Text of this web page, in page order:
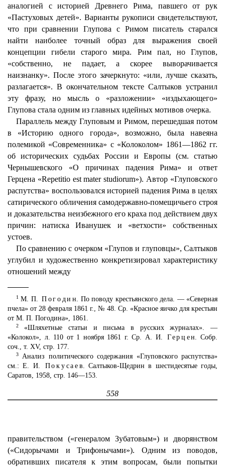
аналогией с историей Древнего Рима, павшего от рук
«Пастуховых детей». Варианты рукописи свидетельствуют,
что при сравнении Глупова с Римом писатель старался
найти наиболее точный образ для выражения своей
концепции гибели старого мира. Рим пал, но Глупов,
«собственно, не падает, а скорее выворачивается
наизнанку». После этого зачеркнуто: «или, лучше сказать,
разлагается». В окончательном тексте Салтыков устранил
эту фразу, но мысль о «разложении» «издыхающего»
Глупова стала одним из главных идейных мотивов очерка.
Параллель между Глуповым и Римом, перешедшая потом
в «Историю одного города», возможно, была навеяна
полемикой «Современника» с «Колоколом» 1861—1862 гг.
об исторических судьбах России и Европы (см. статью
Чернышевского «О причинах падения Рима» и ответ
Герцена «Repetitio est mater studiorum»). Автор «Глуповского
распутства» воспользовался историей падения Рима в целях
сатирического обличения самодержавно-помещичьего строя
и доказательства неизбежного его краха под действием двух
причин: натиска Иванушек и «ветхости» собственных
устоев.
По сравнению с очерком «Глупов и глуповцы», Салтыков
углубил и художественно конкретизировал характеристику
отношений между
1М. П. Погодин. По поводу крестьянского дела. — «Северная
пчела» от 28 февраля 1861 г., № 48. Ср. «Красное яичко для крестьян
от М. П. Погодина», 1861.
2«Шляхетные статьи и письма в русских журналах». —
«Колокол», л. 110 от 1 ноября 1861 г. Ср. А. И.
Герцен. Собр.
соч., т. XV, стр. 177.
3Анализ политического содержания «Глуповского распутства»
см.: Е. И.
Покусаев. Салтыков-Щедрин в шестидесятые годы,
Саратов, 1958, стр. 146—153.
558
правительством («генералом Зубатовым») и дворянством
(«Сидорычами и Трифонычами»). Одним из поводов,
обративших писателя к этим вопросам, были попытки